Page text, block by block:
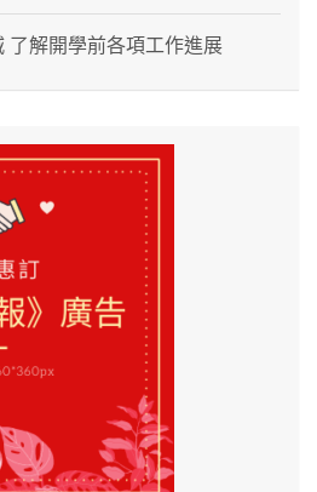
了解開學前各項工作進展